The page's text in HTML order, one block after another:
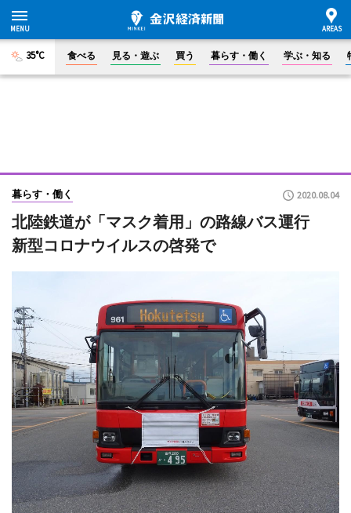
35°C 食べる 見る・遊ぶ 買う 暮らす・働く 学ぶ・知る
暮らす・働く 2020.08.04
北陸鉄道が「マスク着用」の路線バス運行
新型コロナウイルスの啓発で